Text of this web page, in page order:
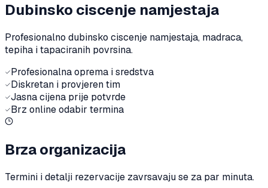
Dubinsko ciscenje namjestaja
Profesionalno dubinsko ciscenje namjestaja, madraca,
tepiha i tapaciranih povrsina.
Profesionalna oprema i sredstva
Diskretan i provjeren tim
Jasna cijena prije potvrde
Brz online odabir termina
Brza organizacija
Termini i detalji rezervacije zavrsavaju se za par minuta.